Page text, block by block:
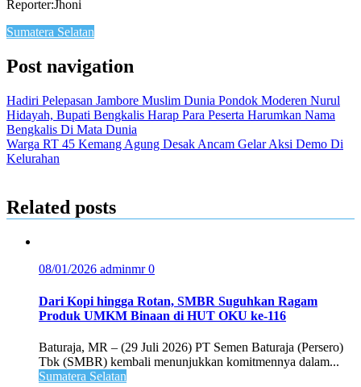
Reporter:Jhoni
Sumatera Selatan
Post navigation
Hadiri Pelepasan Jambore Muslim Dunia Pondok Moderen Nurul
Hidayah, Bupati Bengkalis Harap Para Peserta Harumkan Nama
Bengkalis Di Mata Dunia
Warga RT 45 Kemang Agung Desak Ancam Gelar Aksi Demo Di
Kelurahan
Related posts
08/01/2026 adminmr0
Dari Kopi hingga Rotan, SMBR Suguhkan Ragam
Produk UMKM Binaan di HUT OKU ke-116
Baturaja, MR – (29 Juli 2026) PT Semen Baturaja (Persero)
Tbk (SMBR) kembali menunjukkan komitmennya dalam...
Sumatera Selatan